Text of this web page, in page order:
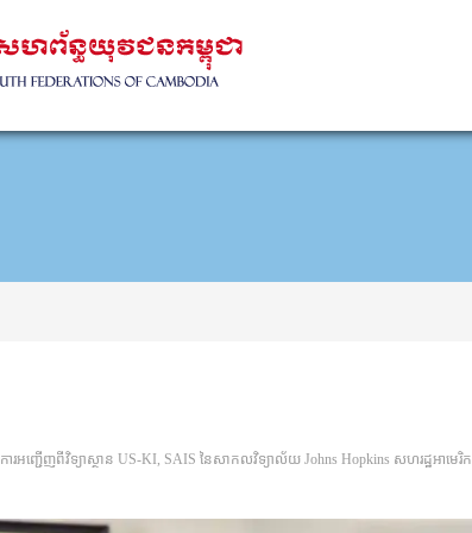
ការអញ្ជើញពីវិទ្យាស្ថាន US-KI, SAIS នៃសាកលវិទ្យាល័យ Johns Hopkins សហរដ្ឋអាមេរិក